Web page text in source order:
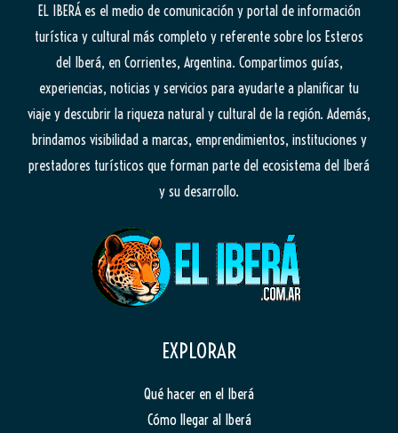
EL IBERÁes el medio de comunicación y portal de información
turística y cultural más completo y referente sobre los Esteros
del Iberá, en Corrientes, Argentina. Compartimos guías,
experiencias, noticias y servicios para ayudarte a planificar tu
viaje y descubrir la riqueza natural y cultural de la región. Además,
brindamos visibilidad a marcas, emprendimientos, instituciones y
prestadores turísticos que forman parte del ecosistema del Iberá
y su desarrollo.
EXPLORAR
Qué hacer en el Iberá
Cómo llegar al Iberá